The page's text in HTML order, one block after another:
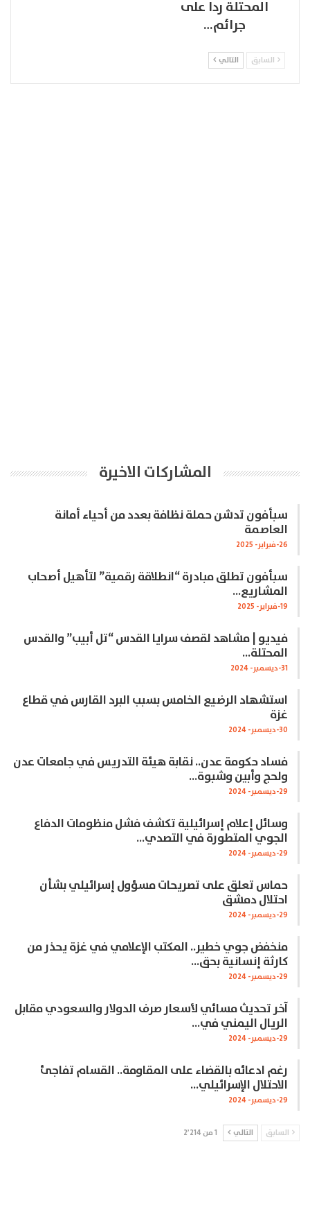
المحتلة ردا على
جرائم…
السابق التالي
المشاركات الاخيرة
سبأفون تدشن حملة نظافة بعدد من أحياء أمانة
العاصمة
26-فبراير- 2025
سبأفون تطلق مبادرة “انطلاقة رقمية” لتأهيل أصحاب
المشاريع…
19-فبراير- 2025
فيديو | مشاهد لقصف سرايا القدس “تل أبيب” والقدس
المحتلة…
31-ديسمبر- 2024
استشهاد الرضيع الخامس بسبب البرد القارس في قطاع
غزة
30-ديسمبر- 2024
فساد حكومة عدن.. نقابة هيئة التدريس في جامعات عدن
ولحج وأبين وشبوة…
29-ديسمبر- 2024
وسائل إعلام إسرائيلية تكشف فشل منظومات الدفاع
الجوي المتطورة في التصدي…
29-ديسمبر- 2024
حماس تعلق على تصريحات مسؤول إسرائيلي بشأن
احتلال دمشق
29-ديسمبر- 2024
منخفض جوي خطير.. المكتب الإعلامي في غزة يحذر من
كارثة إنسانية بحق…
29-ديسمبر- 2024
آخر تحديث مسائي لأسعار صرف الدولار والسعودي مقابل
الريال اليمني في…
29-ديسمبر- 2024
رغم ادعائه بالقضاء على المقاومة.. القسام تفاجئ
الاحتلال الإسرائيلي…
29-ديسمبر- 2024
السابق التالي 1 من 2٬214